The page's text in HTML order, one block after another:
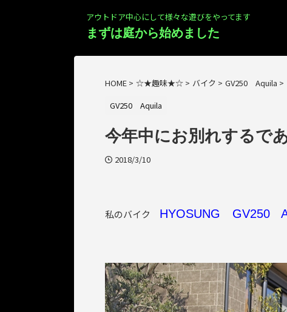
アウトドア中心にして様々な遊びをやってます
まずは庭から始めました
HOME > ☆★趣味★☆ > バイク > GV250 Aquila >
GV250 Aquila
今年中にお別れするで
2018/3/10
私のバイク HYOSUNG GV250